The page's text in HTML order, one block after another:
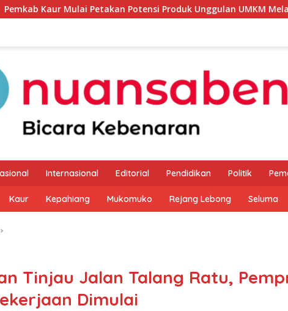
Petakan Potensi Produk Unggulan UMKM Melalui Kajian Bank
Internasional Editorial Pendidikan Politik
Kaur Kepahiang Mukomuko Rejang Lebong Seluma
Tinjau Jalan Talang Ratu,
Dimulai